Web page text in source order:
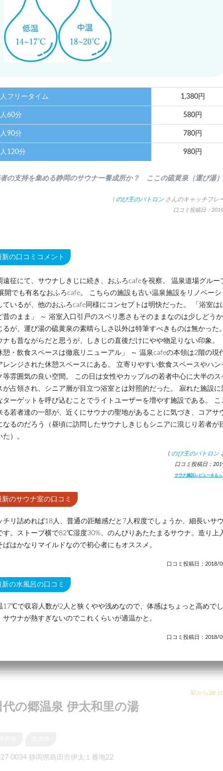
フリータイム 1,380円
60分 580円
90分 780円
120分 980円
者の支持を集める静岡のサウナー養成所か？ ここの硫黄泉（運び湯
( のび王のパトロン さんのキャッチフレ
口コミ投稿日：
新の口コミコメント
遠征にて、サウナしきじに続き、おふろcafeを視察。 温泉道場グルー
開でも有名なおふろcafe。 こちらの施設も古い温泉施設をリノベーシ
ているが、他のおふろcafe同様にコンセプトは明快だった。 「浴室は
昔のまま」 ～ 浴室入口引戸のスベリ悪さもそのままなのは少しどうか
るが、運び湯の硫黄泉の素晴らしさ以外は特筆すべきものは無かった。
ナも昔ながらだと思うが、しきじの直後だけにやや物足りない印象。
憩・飲食スペースは徹底リニューアル」 ～ 温泉cafeの本領は2階の現
レンジされた休憩スペースにある。 立寄りやすい飲食スペースやハン
等雰囲気の良い空間。 この日は女性やカップルの若者中心に大半のス
が占領され、シニア層が目立つ浴室とは対照的だった。 寂れた施設に
ターゲットを呼び込むことでライトユーザーを増やす施設である。 こ
る若者達の一部が、近くにサウナの聖地があることに気づき、コアサ
なるのだろう（昼頃に訪問したサウナしきじもシニアに混じり若者が
た）。
( のび王のパトロン
口コミ投稿日：
サウナ施設レビューをもっ
新のサウナ室の口コミ
チリ詰めれば18人、普通の距離感だと7人程度でしょうか、細長いサ
す。ストーブ横で82℃湿度30%、のんびりあたたまるサウナ。造り上
ばはかなりマイルドなので初心者にもオススメ。
口コミ投稿日：2018/
新の水風呂の口コミ
17℃で収容人数が2人と狭くやや浅めなので、体感はちょっと高めでし
サウナが熱すぎないのでこれくらいが適温かと。
口コミ投稿日：2018/
駅から
代の郷温泉 伊太和里の湯
0034 静岡県島田市伊太１番地22